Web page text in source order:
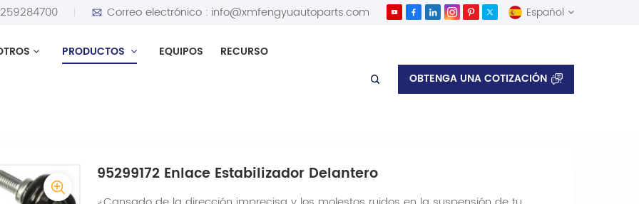
Correo electrónico : info@xmfengyuautoparts.com Español
English
PRODUCTOS EQUIPOS RECURSO
OBTENGA UNA COTIZACIÓN
95299172 Enlace Estabilizador Delantero